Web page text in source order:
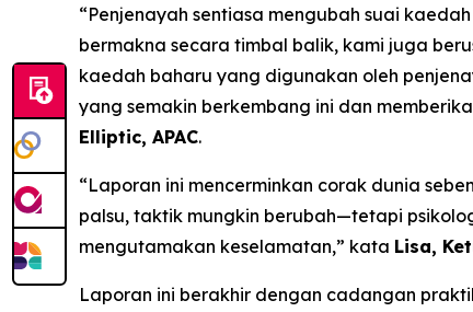
“Penjenayah sentiasa mengubah suai
bermakna secara timbal balik, kami juga
kaedah baharu yang digunakan oleh
yang semakin berkembang ini dan
Elliptic, APAC.
“Laporan ini mencerminkan corak dunia
palsu, taktik mungkin berubah—tetapi
mengutamakan keselamatan,” kata Lisa,
Laporan ini berakhir dengan cadangan